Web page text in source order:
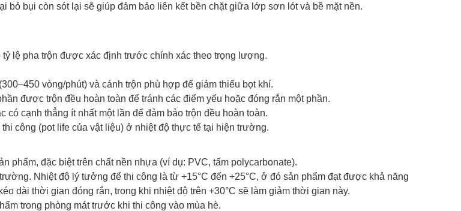
bỏ bụi còn sót lại sẽ giúp đảm bảo liên kết bền chặt giữa lớp sơn lót và bề mặt nền.
lệ pha trộn được xác định trước chính xác theo trọng lượng.
vòng/phút) và cánh trộn phù hợp để giảm thiểu bọt khí.
được trộn đều hoàn toàn để tránh các điểm yếu hoặc đóng rắn một phần.
cạnh thẳng ít nhất một lần để đảm bảo trộn đều hoàn toàn.
công (pot life của vật liệu) ở nhiệt độ thực tế tại hiện trường.
phẩm, đặc biệt trên chất nền nhựa (ví dụ: PVC, tấm polycarbonate).
Nhiệt độ lý tưởng để thi công là từ +15°C đến +25°C, ở đó sản phẩm đạt được khả năng
dài thời gian đóng rắn, trong khi nhiệt độ trên +30°C sẽ làm giảm thời gian này.
trong phòng mát trước khi thi công vào mùa hè.